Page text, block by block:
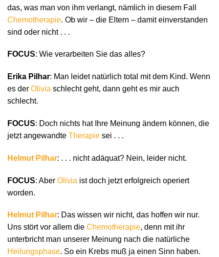
das, was man von ihm verlangt, nämlich in diesem Fall
Chemotherapie. Ob wir – die Eltern – damit einverstanden
sind oder nicht . . .
FOCUS: Wie verarbeiten Sie das alles?
Erika Pilhar: Man leidet natürlich total mit dem Kind. Wenn
es der Olivia schlecht geht, dann geht es mir auch
schlecht.
FOCUS: Doch nichts hat Ihre Meinung ändern können, die
jetzt angewandte Therapie sei . . .
Helmut Pilhar: . . . nicht adäquat? Nein, leider nicht.
FOCUS: Aber Olivia ist doch jetzt erfolgreich operiert
worden.
Helmut Pilhar: Das wissen wir nicht, das hoffen wir nur.
Uns stört vor allem die Chemotherapie, denn mit ihr
unterbricht man unserer Meinung nach die natürliche
Heilungsphase. So ein Krebs muß ja einen Sinn haben.